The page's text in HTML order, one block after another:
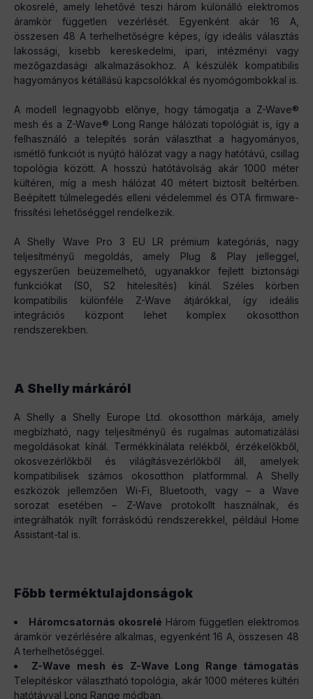
okosrelé, amely lehetővé teszi három különálló elektromos
áramkör független vezérlését. Egyenként akár 16 A,
összesen 48 A terhelhetőségre képes, így ideális választás
lakossági, kisebb kereskedelmi, ipari, intézményi vagy
mezőgazdasági alkalmazásokhoz. A készülék kompatibilis
hagyományos kétállású kapcsolókkal és nyomógombokkal is.
A modell legnagyobb előnye, hogy támogatja a Z-Wave®
mesh és a Z-Wave® Long Range hálózati topológiát is, így a
felhasználó a telepítés során választhat a hagyományos,
ismétlő funkciót is nyújtó hálózat vagy a nagy hatótávú, csillag
topológia között. A hosszú hatótávolság akár 1000 méter
kültéren, míg a mesh hálózat 40 métert biztosít beltérben.
Beépített túlmelegedés elleni védelemmel és OTA firmware-
frissítési lehetőséggel rendelkezik.
A Shelly Wave Pro 3 EU LR prémium kategóriás, nagy
teljesítményű megoldás, amely Plug & Play jelleggel,
egyszerűen beüzemelhető, ugyanakkor fejlett biztonsági
funkciókat (S0, S2 hitelesítés) kínál. Széles körben
kompatibilis különféle Z-Wave átjárókkal, így ideális
integrációs központ lehet komplex okosotthon
rendszerekben.
A Shelly márkáról
A Shelly a Shelly Europe Ltd. okosotthon márkája, amely
megbízható, nagy teljesítményű és rugalmas automatizálási
megoldásokat kínál. Termékkínálata relékből, érzékelőkből,
okosvezérlőkből és világításvezérlőkből áll, amelyek
kompatibilisek számos okosotthon platformmal. A Shelly
eszközök jellemzően Wi-Fi, Bluetooth, vagy – a Wave
sorozat esetében – Z-Wave protokollt használnak, és
integrálhatók nyílt forráskódú rendszerekkel, például Home
Assistant-tal is.
Főbb terméktulajdonságok
Háromcsatornás okosrelé Három független elektromos
áramkör vezérlésére alkalmas, egyenként 16 A, összesen 48
A terhelhetőséggel.
Z-Wave mesh és Z-Wave Long Range támogatás
Telepítéskor választható topológia, akár 1000 méteres kültéri
hatótávval Long Range módban.